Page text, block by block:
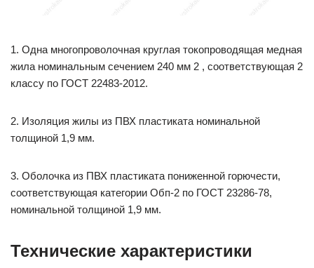
1. Одна многопроволочная круглая токопроводящая медная
жила номинальным сечением 240 мм 2 , соответствующая 2
классу по ГОСТ 22483-2012.
2. Изоляция жилы из ПВХ пластиката номинальной
толщиной 1,9 мм.
3. Оболочка из ПВХ пластиката пониженной горючести,
соответствующая категории Обп-2 по ГОСТ 23286-78,
номинальной толщиной 1,9 мм.
Технические характеристики